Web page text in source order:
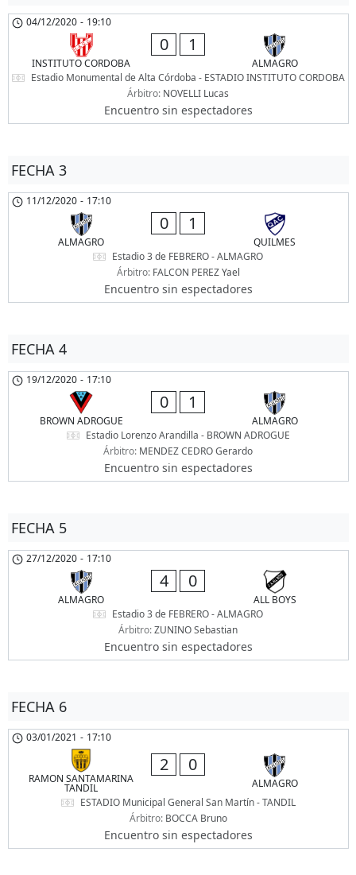
04/12/2020 - 19:10
INSTITUTO CORDOBA
0 1
ALMAGRO
Estadio Monumental de Alta Córdoba - ESTADIO INSTITUTO CORDOBA
Árbitro: NOVELLI Lucas
Encuentro sin espectadores
FECHA 3
11/12/2020 - 17:10
ALMAGRO
0 1
QUILMES
Estadio 3 de FEBRERO - ALMAGRO
Árbitro: FALCON PEREZ Yael
Encuentro sin espectadores
FECHA 4
19/12/2020 - 17:10
BROWN ADROGUE
0 1
ALMAGRO
Estadio Lorenzo Arandilla - BROWN ADROGUE
Árbitro: MENDEZ CEDRO Gerardo
Encuentro sin espectadores
FECHA 5
27/12/2020 - 17:10
ALMAGRO
4 0
ALL BOYS
Estadio 3 de FEBRERO - ALMAGRO
Árbitro:ZUNINO Sebastian
Encuentro sin espectadores
FECHA 6
03/01/2021 - 17:10
RAMON SANTAMARINA
TANDIL
2 0
ALMAGRO
ESTADIO Municipal General San Martín - TANDIL
Árbitro: BOCCA Bruno
Encuentro sin espectadores